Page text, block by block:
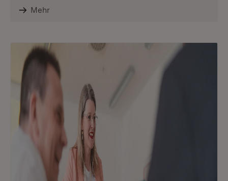
Mehr